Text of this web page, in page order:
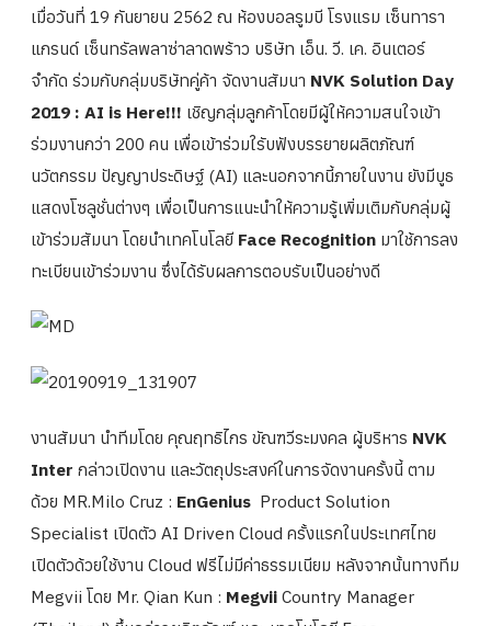
เมื่อวันที่ 19 กันยายน 2562 ณ ห้องบอลรูมบี โรงแรม เซ็นทารา
แกรนด์ เซ็นทรัลพลาซ่าลาดพร้าว บริษัท เอ็น. วี. เค. อินเตอร์
จำกัด ร่วมกับกลุ่มบริษัทคู่ค้า จัดงานสัมนา NVK Solution Day
2019 : AI is Here!!! เชิญกลุ่มลูกค้าโดยมีผู้ให้ความสนใจเข้า
ร่วมงานกว่า 200 คน เพื่อเข้าร่วมใรับฟังบรรยายผลิตภัณฑ์
นวัตกรรม ปัญญาประดิษฐ์ (AI) และนอกจากนี้ภายในงาน ยังมีบูธ
แสดงโซลูชั่นต่างๆ เพื่อเป็นการแนะนำให้ความรู้เพิ่มเติมกับกลุ่มผู้
เข้าร่วมสัมนา โดยนำเทคโนโลยี Face Recognition มาใช้การลง
ทะเบียนเข้าร่วมงาน ซึ่งได้รับผลการตอบรับเป็นอย่างดี
งานสัมนา นำทีมโดย คุณฤทธิไกร ขัณฑวีระมงคล ผู้บริหาร NVK
Inter กล่าวเปิดงาน และวัตถุประสงค์ในการจัดงานครั้งนี้ ตาม
ด้วย MR.Milo Cruz : EnGenius Product Solution
Specialist เปิดตัว AI Driven Cloud ครั้งแรกในประเทศไทย
เปิดตัวด้วยใช้งาน Cloud ฟรีไม่มีค่าธรรมเนียม หลังจากนั้นทางทีม
Megvii โดย Mr. Qian Kun : Megvii Country Manager